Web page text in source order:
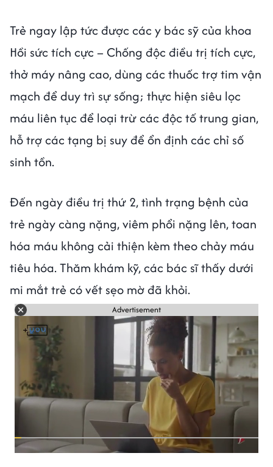
Trẻ ngay lập tức được các y bác sỹ của khoa
Hồi sức tích cực – Chống độc điều trị tích cực,
thở máy nâng cao, dùng các thuốc trợ tim vận
mạch để duy trì sự sống; thực hiện siêu lọc
máu liên tục để loại trừ các độc tố trung gian,
hỗ trợ các tạng bị suy để ổn định các chỉ số
sinh tồn.
Đến ngày điều trị thứ 2, tình trạng bệnh của
trẻ ngày càng nặng, viêm phổi nặng lên, toan
hóa máu không cải thiện kèm theo chảy máu
tiêu hóa. Thăm khám kỹ, các bác sĩ thấy dưới
mi mắt trẻ có vết sẹo mờ đã khỏi.
Advertisement